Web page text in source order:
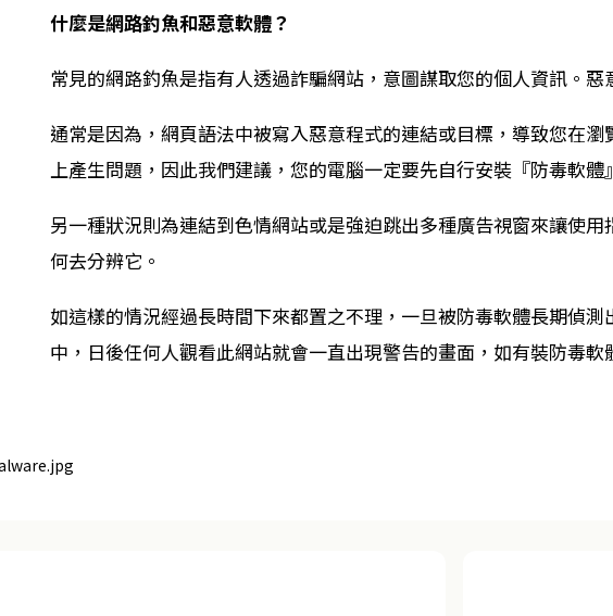
什麼是網路釣魚和惡意軟體？
常見的網路釣魚是指有人透過詐騙網站，意圖謀取您的個人資訊。
通常是因為，網頁語法中被寫入惡意程式的連結或目標，導致您在
上產生問題，因此我們建議，您的電腦一定要先自行安裝『防毒軟體
另一種狀況則為連結到色情網站或是強迫跳出多種廣告視窗來讓使
何去分辨它。
如這樣的情況經過長時間下來都置之不理，一旦被防毒軟體長期偵
中，日後任何人觀看此網站就會一直出現警告的畫面，如有裝防毒軟